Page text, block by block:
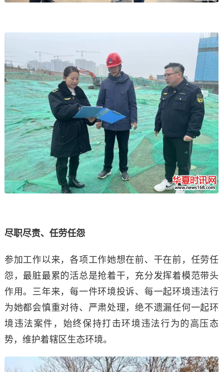
尽职尽责、任劳任怨
参加工作以来，各项工作她想在前、干在前，任劳任
怨，最脏最累的活总是抢着干，充分发挥着模范带头
作用。三年来，每一件环境投诉、每一起环境违法行
为她都会慎重对待、严肃处理，绝不遗漏任何一起环
境违法案件，始终保持打击环境违法行为的高压态
势，维护着辖区生态环境。